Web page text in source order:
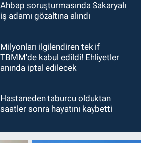
Ahbap soruşturmasında Sakaryalı
iş adamı gözaltına alındı
Milyonları ilgilendiren teklif
TBMM'de kabul edildi! Ehliyetler
anında iptal edilecek
Hastaneden taburcu olduktan
saatler sonra hayatını kaybetti